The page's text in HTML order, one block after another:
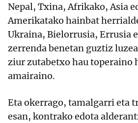
Nepal, Txina, Afrikako, Asia
Amerikatako hainbat
Ukraina, Bielorrusia, Errusia
zerrenda benetan guztiz
ziur zutabetxo hau toperaino
amairaino.
Eta okerrago, tamalgarri eta
esan, kontrako edota